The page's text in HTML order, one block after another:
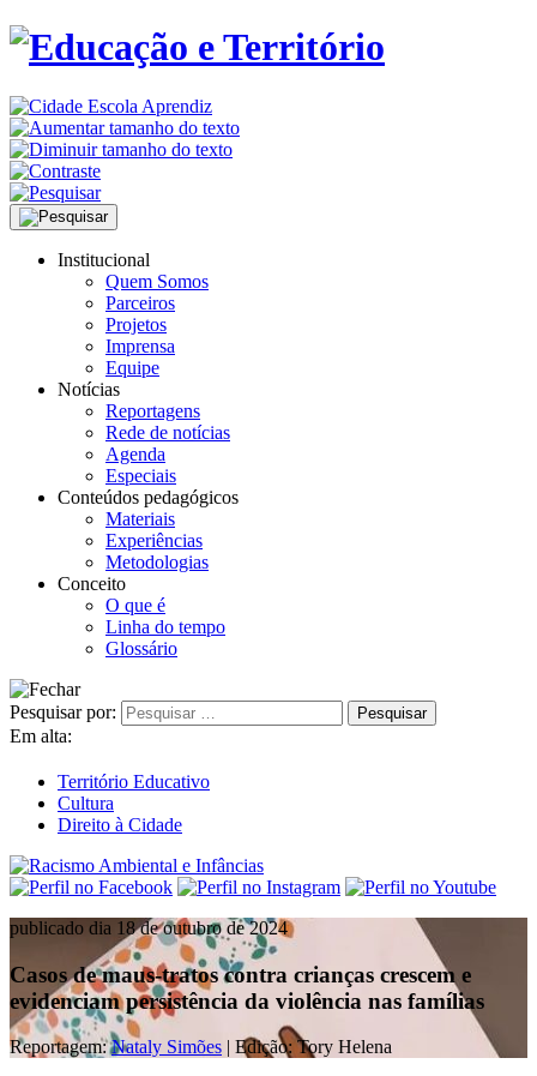
Institucional
Quem Somos
Parceiros
Projetos
Imprensa
Equipe
Notícias
Reportagens
Rede de notícias
Agenda
Especiais
Conteúdos pedagógicos
Materiais
Experiências
Metodologias
Conceito
O que é
Linha do tempo
Glossário
Pesquisar por:
Em alta:
Território Educativo
Cultura
Direito à Cidade
publicado dia 18 de outubro de 2024
Casos de maus-tratos contra crianças crescem e
evidenciam persistência da violência nas famílias
Reportagem:Nataly Simões | Edição: Tory Helena